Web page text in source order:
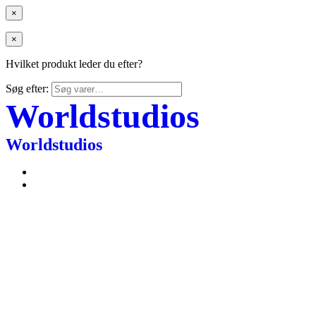
×
×
Hvilket produkt leder du efter?
Søg efter:
Worldstudios
Worldstudios